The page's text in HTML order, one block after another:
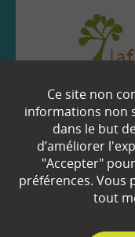
Ce site non
informations non
dans le but
d’améliorer
"Accepter"
préférences. Vous
tout